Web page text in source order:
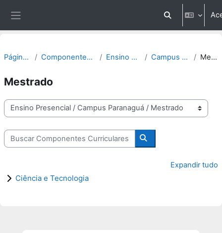
Alternar entrada
Página inicial Componentes Curriculares Ensino Presencial Campus Paranaguá Mestrado
Mestrado
Categorias
Buscar Componentes Curriculares
Buscar Componentes
Expandir tudo
Ciência e Tecnologia